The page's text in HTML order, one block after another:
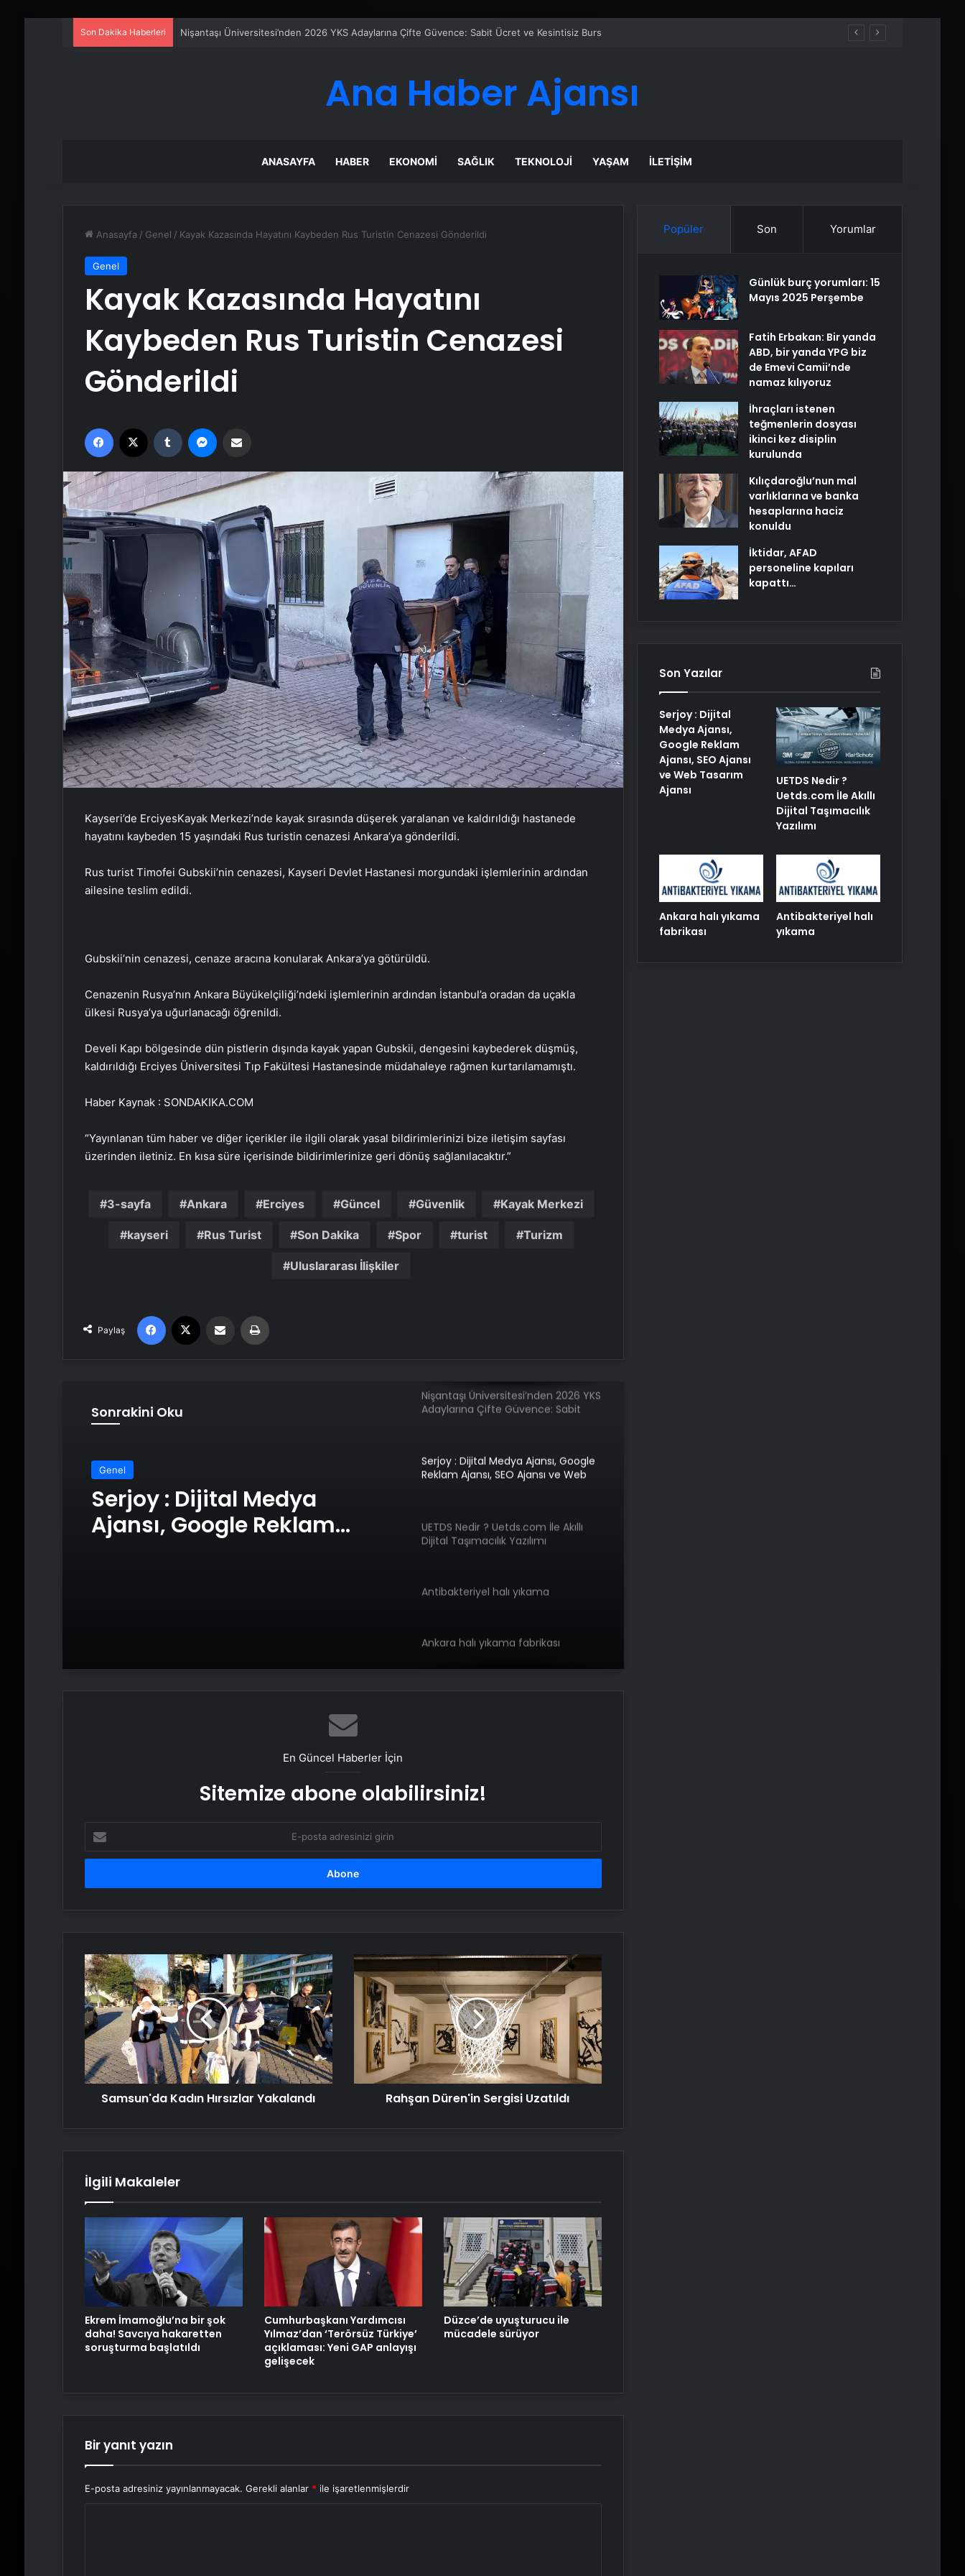
Son Dakika Haberleri Serjoy : Dijital Medya Ajansı, Google Reklam Ajansı, SEO Ajansı ve Web Tasarım Ajansı
Ana Haber Ajansı
ANASAYFA HABER EKONOMI SAĞLIK TEKNOLOJI YAŞAM İLETIŞIM
Anasayfa / Genel / Kayak Kazasında Hayatını Kaybeden Rus Turistin Cenazesi Gönderildi
Genel
Kayak Kazasında Hayatını
Kaybeden Rus Turistin Cenazesi
Gönderildi
Facebook Tumblr
Kayseri’de ErciyesKayak Merkezi’nde kayak sırasında düşerek yaralanan ve kaldırıldığı hastanede
hayatını kaybeden 15 yaşındaki Rus turistin cenazesi Ankara’ya gönderildi.
Rus turist Timofei Gubskii’nin cenazesi, Kayseri Devlet Hastanesi morgundaki işlemlerinin ardından
ailesine teslim edildi.
Gubskii’nin cenazesi, cenaze aracına konularak Ankara’ya götürüldü.
Cenazenin Rusya’nın Ankara Büyükelçiliği’ndeki işlemlerinin ardından İstanbul’a oradan da uçakla
ülkesi Rusya’ya uğurlanacağı öğrenildi.
Develi Kapı bölgesinde dün pistlerin dışında kayak yapan Gubskii, dengesini kaybederek düşmüş,
kaldırıldığı Erciyes Üniversitesi Tıp Fakültesi Hastanesinde müdahaleye rağmen kurtarılamamıştı.
Haber Kaynak : SONDAKIKA.COM
“Yayınlanan tüm haber ve diğer içerikler ile ilgili olarak yasal bildirimlerinizi bize iletişim sayfası
üzerinden iletiniz. En kısa süre içerisinde bildirimlerinize geri dönüş sağlanılacaktır.”
3-sayfa Ankara Erciyes Güncel Güvenlik Kayak Merkezi
kayseri Rus Turist Son Dakika Spor turist Turizm
Uluslararası İlişkiler
Paylaş
Facebook Email'den paylaş
Sonrakini Oku
Genel
Serjoy : Dijital Medya
Ajansı, Google Reklam
Savunma Sanayinde Güncel, Doğru
ve Teknik Haberler
Bigo Elmas Bayi – Güvenli, Hızlı ve
Uygun Fiyatlı Elmas Satın Almanın
Yeni Adresi
Nişantaşı Üniversitesi’nden 2026 YKS
Adaylarına Çifte Güvence: Sabit
Serjoy : Dijital Medya Ajansı, Google
Reklam Ajansı, SEO Ajansı ve Web
UETDS Nedir ? Uetds.com İle Akıllı
Dijital Taşımacılık Yazılımı
Antibakteriyel halı yıkama
Ankara halı yıkama fabrikası
Hizmetleri
Meloni ile telefonda görüştü!
Nişantaşı Üniversitesi’nden 2026 YKS
Adaylarına Çifte Güvence: Sabit
Ücret ve Kesintisiz Burs
Serjoy : Dijital Medya Ajansı, Google
Reklam Ajansı, SEO Ajansı ve Web
Tasarım Ajansı
Ankara halı yıkama fabrikası
En Güncel Haberler İçin
Sitemize abone olabilirsiniz!
posta
adresinizi
Samsun'da
Kadın
Hırsızlar
Yakalandı
Samsun'da Kadın Hırsızlar Yakalandı
Rahşan
Düren'in
Sergisi
Uzatıldı
Rahşan Düren'in Sergisi Uzatıldı
İlgili Makaleler
Ekrem İmamoğlu’na bir şok
daha! Savcıya hakaretten
soruşturma başlatıldı
Cumhurbaşkanı Yardımcısı
Yılmaz’dan ‘Terörsüz Türkiye’
açıklaması: Yeni GAP anlayışı
gelişecek
Düzce’de uyuşturucu ile
mücadele sürüyor
Bir yanıt yazın
E-posta adresiniz yayınlanmayacak. Gerekli alanlar * ile işaretlenmişlerdir
Popüler Son Yorumlar
Günlük burç yorumları: 15
Mayıs 2025 Perşembe
Fatih Erbakan: Bir yanda
ABD, bir yanda YPG biz
de Emevi Camii’nde
namaz kılıyoruz
İhraçları istenen
teğmenlerin dosyası
ikinci kez disiplin
kurulunda
Kılıçdaroğlu’nun mal
varlıklarına ve banka
hesaplarına haciz
konuldu
İktidar, AFAD
personeline kapıları
kapattı…
Son Yazılar
Serjoy : Dijital
Medya Ajansı,
Google Reklam
Ajansı, SEO Ajansı
ve Web Tasarım
Ajansı
UETDS Nedir ?
Uetds.com İle Akıllı
Dijital Taşımacılık
Yazılımı
Ankara halı yıkama
fabrikası
Antibakteriyel halı
yıkama